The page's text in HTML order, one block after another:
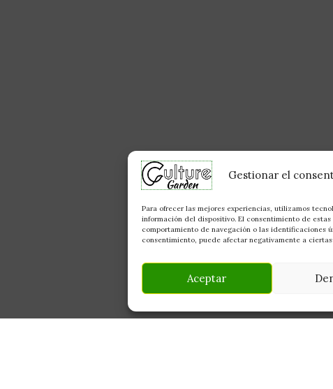
Gestionar el
Para ofrecer las mejores experiencias, utilizamos
información del dispositivo. El consentimiento de
comportamiento de navegación o las identificaciones
consentimiento, puede afectar negativamente a
Aceptar